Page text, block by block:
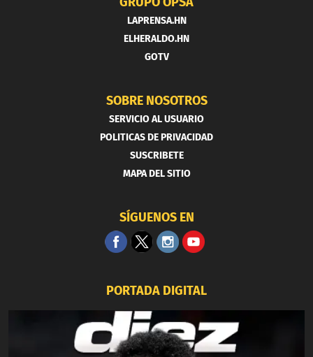
LAPRENSA.HN
ELHERALDO.HN
GOTV
SOBRE NOSOTROS
SERVICIO AL USUARIO
POLITICAS DE PRIVACIDAD
SUSCRIBETE
MAPA DEL SITIO
SÍGUENOS EN
PORTADA DIGITAL